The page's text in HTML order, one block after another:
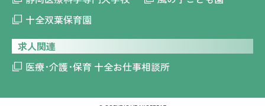
十全双葉保育園
求人関連
医療･介護･保育 十全お仕事相談所